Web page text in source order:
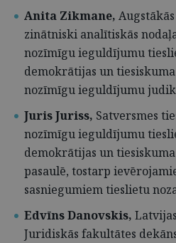
Anita Zikmane,
zinātniski analītiskās
nozīmīgu ieguldījumu
demokrātijas un
nozīmīgu ieguldījumu
Juris Juriss, Satversmes
nozīmīgu ieguldījumu
demokrātijas un
pasaulē, tostarp
sasniegumiem tieslietu
Edvīns Danovskis,
Juridiskās fakultātes